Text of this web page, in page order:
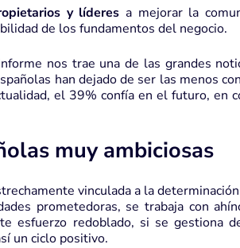
y líderes a mejorar la
de los fundamentos del negocio.
nos trae una de las grandes
han dejado de ser las menos
el 39% confía en el futuro, en
muy ambiciosas
vinculada a la
prometedoras, se trabaja con
esfuerzo redoblado, si se gestiona
un ciclo positivo.